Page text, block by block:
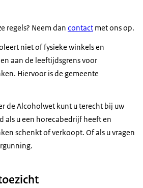
regels? Neem dan contact met ons op.
niet of fysieke winkels en
aan de leeftijdsgrens voor
Hiervoor is de gemeente
de Alcoholwet kunt u terecht bij uw
als u een horecabedrijf heeft en
schenkt of verkoopt. Of als u vragen